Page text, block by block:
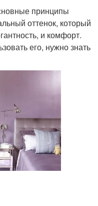
принципы
оттенок, который
и комфорт.
его, нужно знать